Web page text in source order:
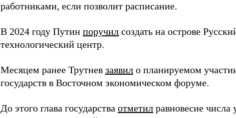
работниками, если позволит расписание.
В 2024 году Путин поручил создать на острове
технологический центр.
Месяцем ранее Трутнев заявил о планируемом
государств в Восточном экономическом форуме.
До этого глава государства отметил равновесие